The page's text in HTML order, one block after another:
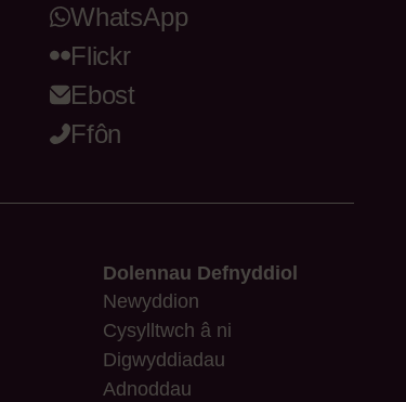
WhatsApp
Flickr
Ebost
Ffôn
Dolennau Defnyddiol
Newyddion
Cysylltwch â ni
Digwyddiadau
Adnoddau